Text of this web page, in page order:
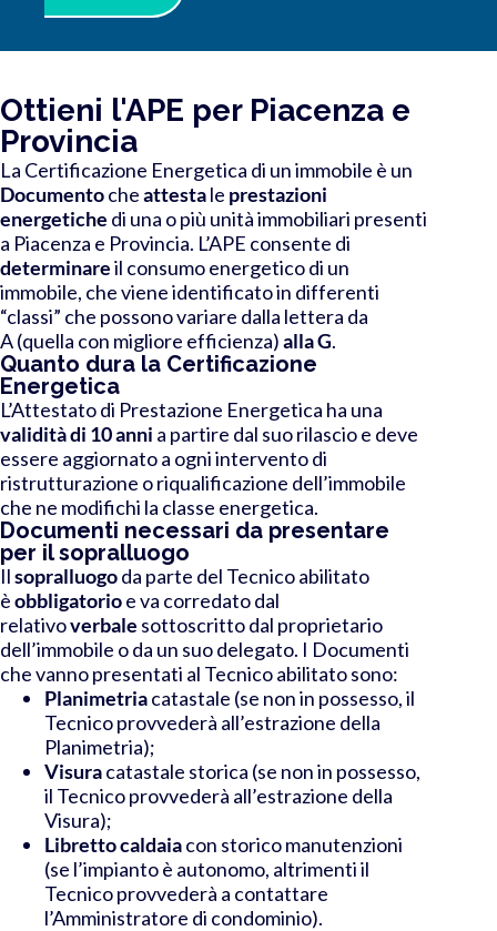
Ottieni l'APE per Piacenza e
Provincia
La Certificazione Energetica di un immobile è un
Documentocheattestale prestazioni
energetiche di una o più unità immobiliari presenti
a Piacenza e Provincia. L’APE consente di
determinareil consumo energetico di un
immobile, che viene identificato in differenti
“classi” che possono variare dalla lettera da
A(quella con migliore efficienza)alla G.
Quanto dura la Certificazione
Energetica
L’Attestato di Prestazione Energetica ha una
validità di 10 anni a partire dal suo rilascio e deve
essere aggiornato a ogni intervento di
ristrutturazione o riqualificazione dell’immobile
che ne modifichi la classe energetica.
Documenti necessari da presentare
per il sopralluogo
Ilsopralluogoda parte del Tecnico abilitato
èobbligatorioe va corredato dal
relativoverbale sottoscritto dal proprietario
dell’immobile o da un suo delegato. I Documenti
che vanno presentati al Tecnico abilitato sono:
Planimetriacatastale (se non in possesso, il
Tecnico provvederà all’estrazione della
Planimetria);
Visuracatastale storica (se non in possesso,
il Tecnico provvederà all’estrazione della
Visura);
Libretto caldaiacon storico manutenzioni
(se l’impianto è autonomo, altrimenti il
Tecnico provvederà a contattare
l’Amministratore di condominio).